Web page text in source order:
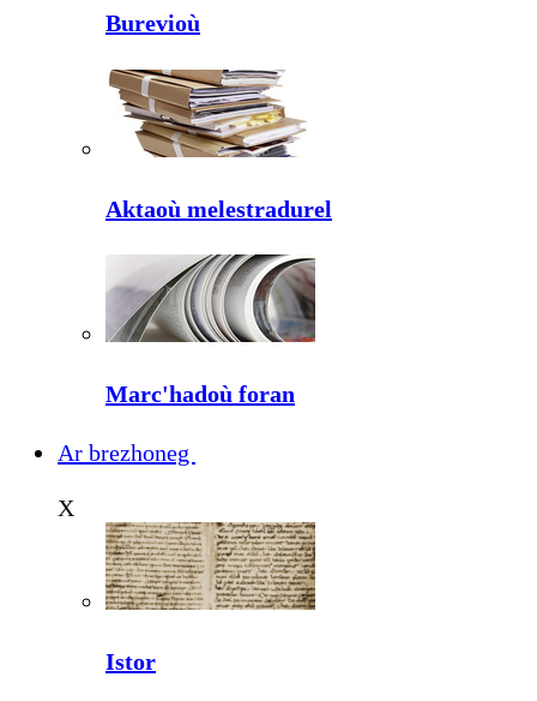
Burevioù
Aktaoù melestradurel
Marc'hadoù foran
Ar brezhoneg
X
Istor